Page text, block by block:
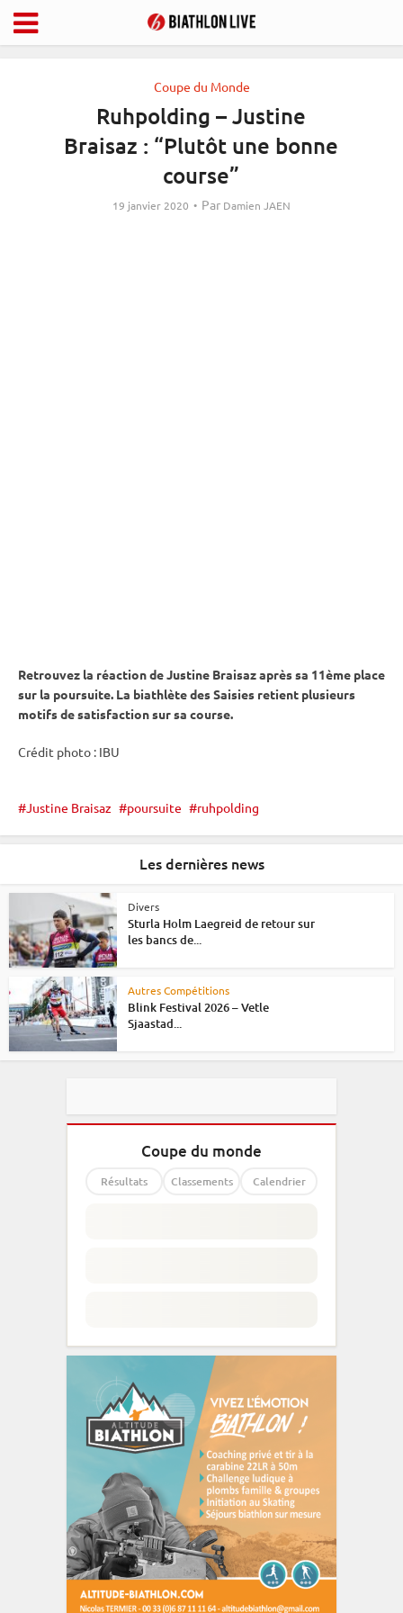
Coupe du Monde
Ruhpolding – Justine
Braisaz : “Plutôt une bonne
course”
19 janvier 2020 Par Damien JAEN
Retrouvez la réaction de Justine Braisaz après sa 11ème place
sur la poursuite. La biathlète des Saisies retient plusieurs
motifs de satisfaction sur sa course.
Crédit photo : IBU
Justine Braisaz poursuite ruhpolding
Les dernières news
Divers
Sturla Holm Laegreid de retour sur
les bancs de...
Autres Compétitions
Blink Festival 2026 – Vetle
Sjaastad...
Coupe du monde
Résultats Classements Calendrier